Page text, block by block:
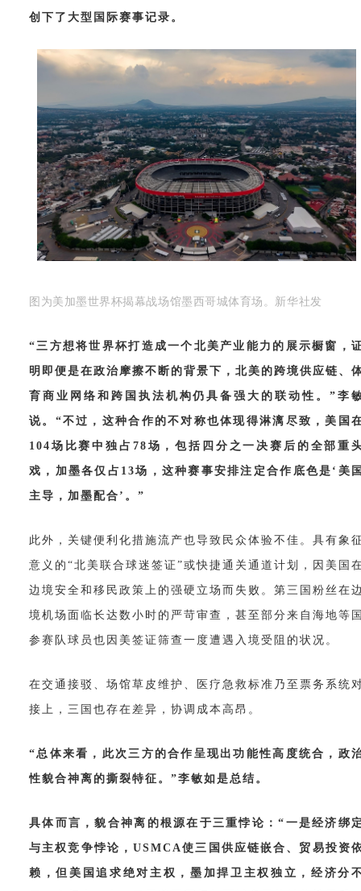
创下了大型国际赛事记录。
图为美加墨世界杯揭幕战场馆墨西哥城体育场。新华社发
“三方想将世界杯打造成一个北美产业能力的展示橱窗，
明即便是在政治摩擦不断的背景下，北美的跨境供应链、
育商业网络和跨国执法机构仍具备强大的联动性。”李
说。“不过，这种合作的不对称也体现得淋漓尽致，美国
104场比赛中独占78场，包括四分之一决赛后的全部重
戏，加墨各仅占13场，这种赛事安排注定合作底色是‘美
主导，加墨配合’。”
此外，关键便利化措施流产也导致民众体验不佳。具有象
意义的 “北美联合球迷签证”或快捷通关通道计划，因美国
边境安全和移民政策上的强硬立场而失败。第三国粉丝在
境机场面临长达数小时的严苛审查，甚至部分来自海地等
参赛队球员也因美签证筛查一度遭遇入境受阻的状况。
在交通接驳、场馆草皮维护、医疗急救标准乃至票务系统
接上，三国也存在差异，协调成本高昂。
“总体来看，此次三方的合作呈现出功能性高度统合，政
性貌合神离的撕裂特征。”李敏如是总结。
具体而言，貌合神离的根源在于三重悖论：“一是经济绑
与主权竞争悖论，USMCA使三国供应链嵌合、贸易投资
赖，但美国追求绝对主权，墨加捍卫主权独立，经济分